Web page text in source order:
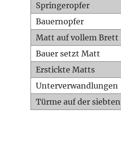
Springeropfer
Bauernopfer
Matt auf vollem Brett
Bauer setzt Matt
Erstickte Matts
Unterverwandlungen
Türme auf der siebten